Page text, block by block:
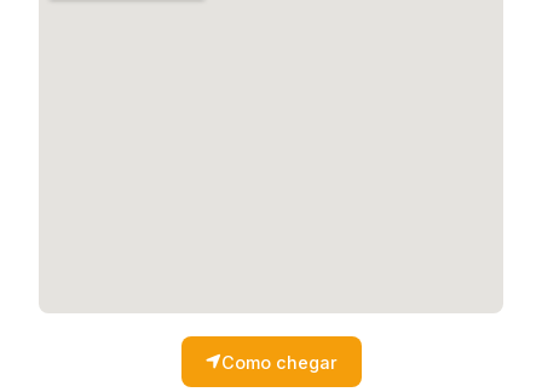
Como chegar